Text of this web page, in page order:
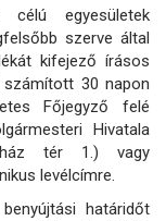
célú egyesületek
szerve által
kifejező írásos
30 napon
Főjegyző felé
Hivatala
tér 1.) vagy
levélcímre.
határidőt